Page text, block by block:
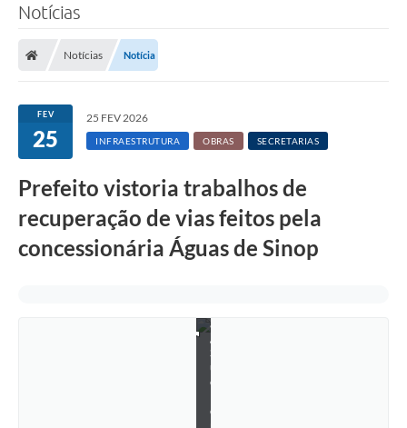
Notícias
Notícias Notícia
FEV
25
25 FEV 2026
INFRAESTRUTURA OBRAS SECRETARIAS
Prefeito vistoria trabalhos de
recuperação de vias feitos pela
concessionária Águas de Sinop
A
s
s
a
/
S
u
e
e